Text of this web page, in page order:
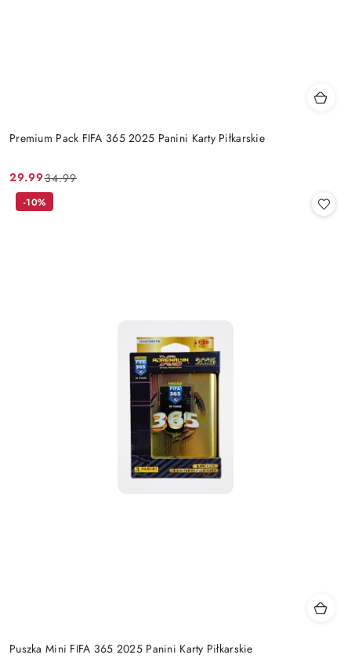
Premium Pack FIFA 365 2025 Panini Karty Piłkarskie
Cena
promocyjna:
29.99
Cena
przed
34.99
Puszka Mini FIFA 365 2025 Panini Karty Piłkarskie
-10%